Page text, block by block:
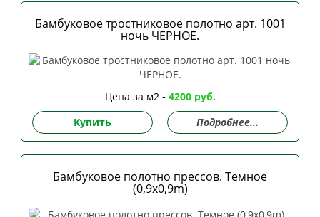
Бамбуковое тростниковое полотно арт. 1001
ночь ЧЕРНОЕ.
Цена за м2 - 4200 руб.
Купить
Подробнее...
Бамбуковое полотно прессов. Темное
(0,9x0,9m)